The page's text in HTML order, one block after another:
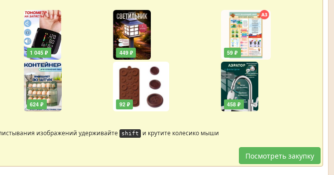
1 045 ₽
624 ₽
449 ₽
92 ₽
59 ₽
458 ₽
изображений удерживайте shift и крутите колесико мыши
Посмотреть закупку